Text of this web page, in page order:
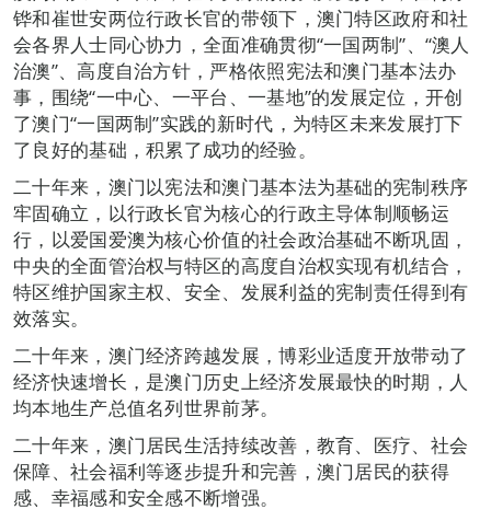
铧和崔世安两位行政长官的带领下，澳门特区政府和社
会各界人士同心协力，全面准确贯彻“一国两制”、“澳人
治澳”、高度自治方针，严格依照宪法和澳门基本法办
事，围绕“一中心、一平台、一基地”的发展定位，开创
了澳门“一国两制”实践的新时代，为特区未来发展打下
了良好的基础，积累了成功的经验。
二十年来，澳门以宪法和澳门基本法为基础的宪制秩序
牢固确立，以行政长官为核心的行政主导体制顺畅运
行，以爱国爱澳为核心价值的社会政治基础不断巩固，
中央的全面管治权与特区的高度自治权实现有机结合，
特区维护国家主权、安全、发展利益的宪制责任得到有
效落实。
二十年来，澳门经济跨越发展，博彩业适度开放带动了
经济快速增长，是澳门历史上经济发展最快的时期，人
均本地生产总值名列世界前茅。
二十年来，澳门居民生活持续改善，教育、医疗、社会
保障、社会福利等逐步提升和完善，澳门居民的获得
感、幸福感和安全感不断增强。